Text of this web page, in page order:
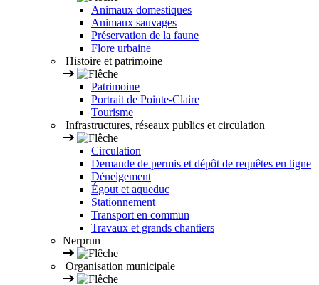
Animaux domestiques
Animaux sauvages
Préservation de la faune
Flore urbaine
Histoire et patrimoine
Patrimoine
Portrait de Pointe-Claire
Tourisme
Infrastructures, réseaux publics et circulation
Circulation
Demande de permis et dépôt de requêtes en ligne
Déneigement
Égout et aqueduc
Stationnement
Transport en commun
Travaux et grands chantiers
Nerprun
Organisation municipale